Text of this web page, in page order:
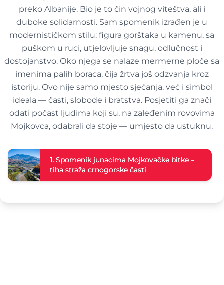
preko Albanije. Bio je to čin vojnog viteštva, ali i
duboke solidarnosti. Sam spomenik izrađen je u
modernističkom stilu: figura gorštaka u kamenu, sa
puškom u ruci, utjelovljuje snagu, odlučnost i
dostojanstvo. Oko njega se nalaze mermerne ploče sa
imenima palih boraca, čija žrtva još odzvanja kroz
istoriju. Ovo nije samo mjesto sjećanja, već i simbol
ideala — časti, slobode i bratstva. Posjetiti ga znači
odati počast ljudima koji su, na zaleđenim rovovima
Mojkovca, odabrali da stoje — umjesto da ustuknu.
1. Spomenik junacima Mojkovačke bitke –
tiha straža crnogorske časti